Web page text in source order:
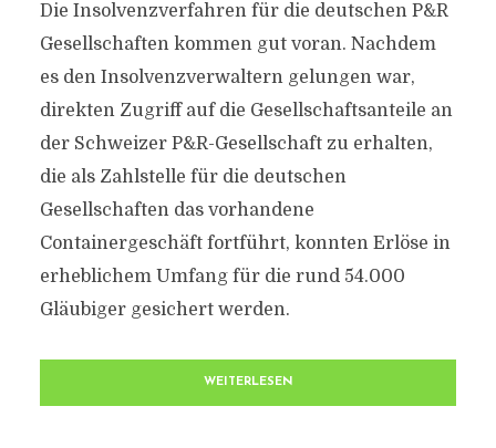
Die Insolvenzverfahren für die deutschen P&R
Gesellschaften kommen gut voran. Nachdem
es den Insolvenzverwaltern gelungen war,
direkten Zugriff auf die Gesellschaftsanteile an
der Schweizer P&R-Gesellschaft zu erhalten,
die als Zahlstelle für die deutschen
Gesellschaften das vorhandene
Containergeschäft fortführt, konnten Erlöse in
erheblichem Umfang für die rund 54.000
Gläubiger gesichert werden.
WEITERLESEN